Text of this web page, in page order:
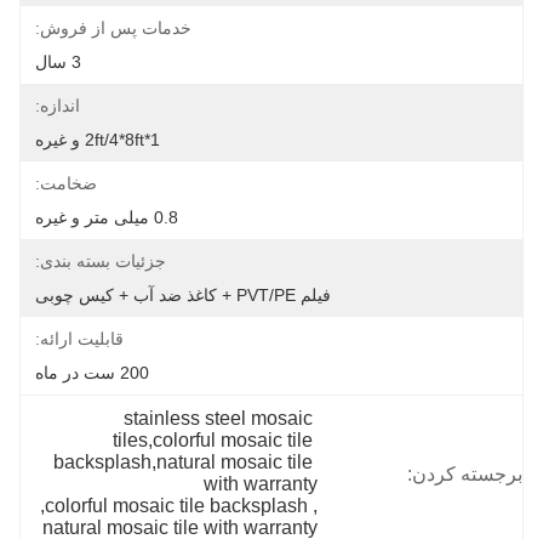
خدمات پس از فروش:
اندازه:
ضخامت:
0.8 میلی متر و غیره
جزئیات بسته بندی:
فیلم PVT/PE + کاغذ ضد آب + کیس چوبی
قابلیت ارائه:
200 ست در ماه
برجسته کردن:
stainless steel mosaic
tiles,colorful mosaic tile
backsplash,natural mosaic tile
with warranty
,
colorful mosaic tile backsplash
,
natural mosaic tile with warranty